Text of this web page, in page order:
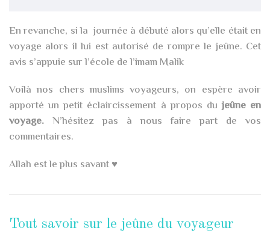
En revanche, si la journée à débuté alors qu’elle était en
voyage alors il lui est autorisé de rompre le jeûne. Cet
avis s’appuie sur l’école de l’imam Malik
Voilà nos chers muslims voyageurs, on espère avoir
apporté un petit éclaircissement à propos dujeûne en
voyage. N’hésitez pas à nous faire part de vos
commentaires.
Allah est le plus savant ♥
Tout savoir sur le jeûne du voyageur